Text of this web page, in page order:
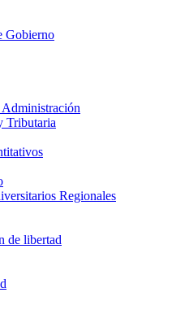
Gobierno
Tributaria
Regionales
de libertad